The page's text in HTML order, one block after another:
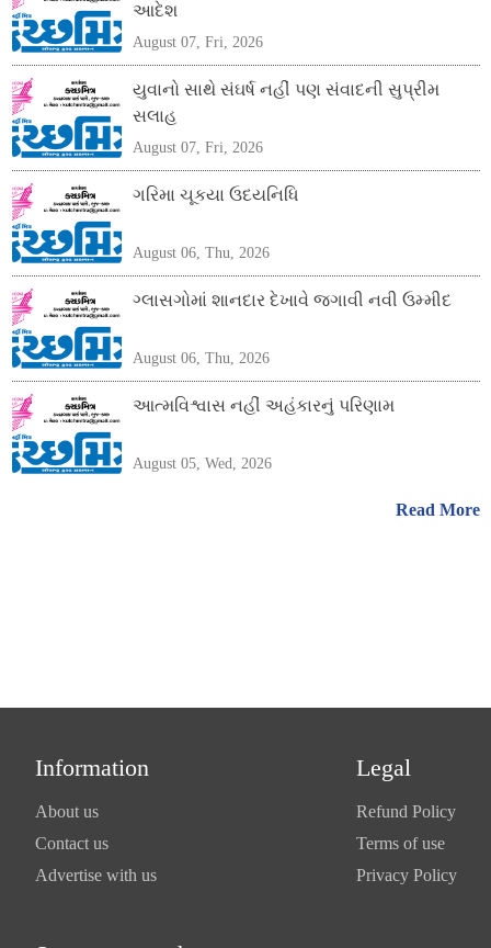
આદેશ
August 07, Fri, 2026
યુવાનો સાથે સંઘર્ષ નહીં પણ સંવાદની સુપ્રીમ
સલાહ
August 07, Fri, 2026
ગરિમા ચૂકયા ઉદયનિધિ
August 06, Thu, 2026
ગ્લાસગોમાં શાનદાર દેખાવે જગાવી નવી ઉમ્મીદ
August 06, Thu, 2026
આત્મવિશ્વાસ નહીં અહંકારનું પરિણામ
August 05, Wed, 2026
Read More
Information
About us
Contact us
Advertise with us
Legal
Refund Policy
Terms of use
Privacy Policy